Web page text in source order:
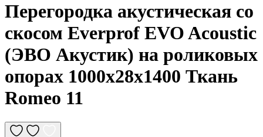
Перегородка акустическая со
скосом Everprof EVO Acoustic
(ЭВО Акустик) на роликовых
опорах 1000х28х1400 Ткань
Romeo 11